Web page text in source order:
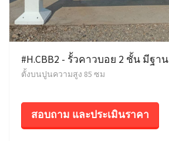
#H.CBB2 - รั้วคาวบอย 2 ชั้น มีฐาน
ตั้งบนปูนความสูง 85 ซม
สอบถาม และประเมินราคา